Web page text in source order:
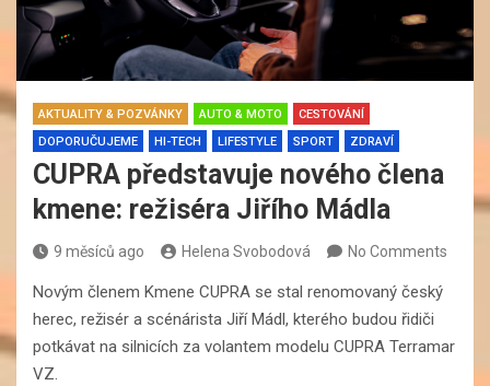
AKTUALITY & POZVÁNKY AUTO & MOTO
CESTOVÁNÍ
DOPORUČUJEME
HI-TECH LIFESTYLE SPORT ZDRAVÍ
CUPRA představuje nového člena
kmene: režiséra Jiřího Mádla
9 měsíců ago Helena Svobodová No Comments
Novým členem Kmene CUPRA se stal renomovaný český
herec, režisér a scénárista Jiří Mádl, kterého budou řidiči
potkávat na silnicích za volantem modelu CUPRA Terramar
VZ.